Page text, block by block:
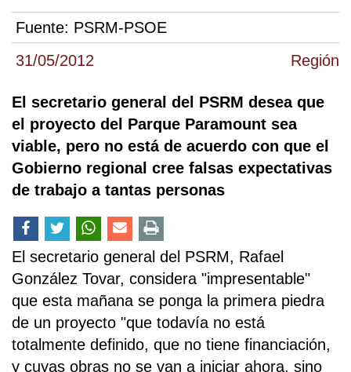
31/05/2012 Región
Fuente: PSRM-PSOE
El secretario general del PSRM desea que
el proyecto del Parque Paramount sea
viable, pero no está de acuerdo con que el
Gobierno regional cree falsas expectativas
de trabajo a tantas personas
El secretario general del PSRM, Rafael
González Tovar, considera "impresentable"
que esta mañana se ponga la primera piedra
de un proyecto "que todavía no está
totalmente definido, que no tiene financiación,
y cuyas obras no se van a iniciar ahora, sino